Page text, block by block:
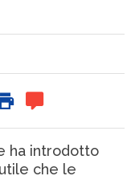
ha introdotto
che le